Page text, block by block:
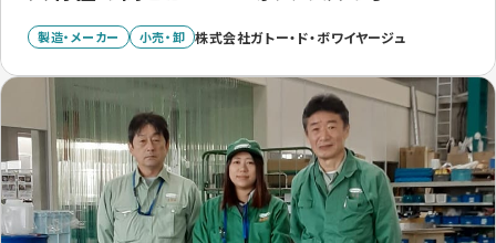
製造・メーカー 小売・卸 株式会社ガトー・ド・ボワイヤージュ